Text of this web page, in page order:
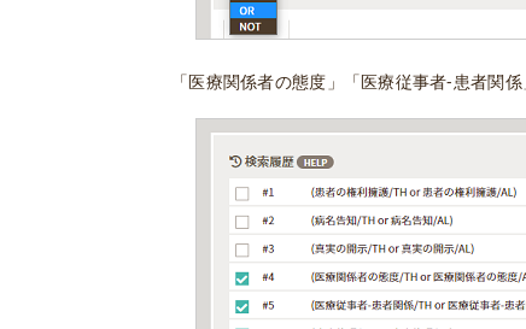
「医療関係者の態度」「医療従事者-患者関